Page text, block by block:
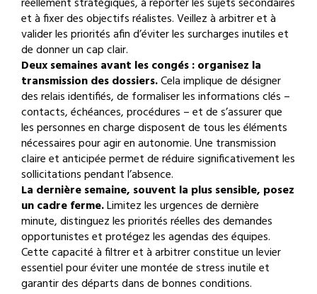
et à fixer des objectifs réalistes. Veillez à arbitrer et à
valider les priorités afin d’éviter les surcharges inutiles et
de donner un cap clair.
Deux semaines avant les congés : organisez la
transmission des dossiers.Cela implique de désigner
des relais identifiés, de formaliser les informations clés –
contacts, échéances, procédures – et de s’assurer que
les personnes en charge disposent de tous les éléments
nécessaires pour agir en autonomie. Une transmission
claire et anticipée permet de réduire significativement les
sollicitations pendant l’absence.
La dernière semaine, souvent la plus sensible, posez
un cadre ferme.Limitez les urgences de dernière
minute, distinguez les priorités réelles des demandes
opportunistes et protégez les agendas des équipes.
Cette capacité à filtrer et à arbitrer constitue un levier
essentiel pour éviter une montée de stress inutile et
garantir des départs dans de bonnes conditions.